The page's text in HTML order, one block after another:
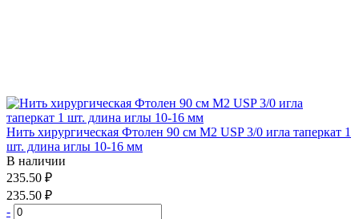
Нить хирургическая Фтолен 90 см М2 USP 3/0 игла таперкат 1
шт. длина иглы 10-16 мм
В наличии
235.50 ₽
235.50 ₽
-